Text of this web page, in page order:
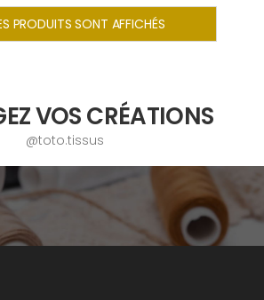
PRODUITS SONT AFFICHÉS
VOS CRÉATIONS
@toto.tissus